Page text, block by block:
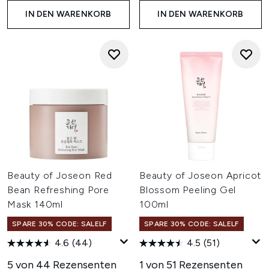
IN DEN WARENKORB IN DEN WARENKORB
Beauty of Joseon Red
Bean Refreshing Pore
Mask 140ml
SPARE 30% CODE: SALELF
4.6 (44)
5 von 44 Rezensenten
Beauty of Joseon Apricot
Blossom Peeling Gel
100ml
SPARE 30% CODE: SALELF
4.5 (51)
1 von 51 Rezensenten